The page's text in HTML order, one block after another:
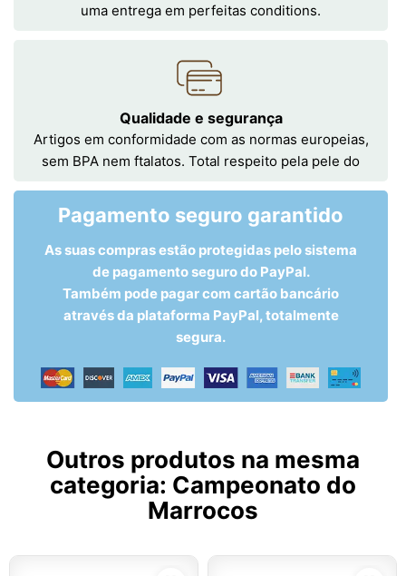
uma entrega em perfeitas conditions.
Qualidade e segurança
Artigos em conformidade com as normas europeias,
sem BPA nem ftalatos. Total respeito pela pele do
Pagamento seguro garantido
As suas compras estão protegidas pelo sistema
de pagamento seguro do PayPal.
Também pode pagar com cartão bancário
através da plataforma PayPal, totalmente
segura.
Outros produtos na mesma
categoria: Campeonato do
Marrocos